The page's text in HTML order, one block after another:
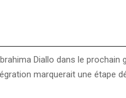
Diallo dans le prochain
marquerait une étape